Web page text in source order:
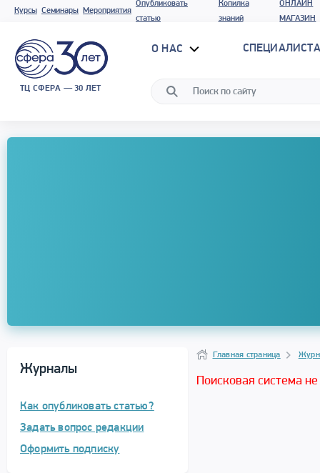
Курсы Семинары Мероприятия
Опубликовать
статью
Копилка
знаний
ОНЛАЙН
МАГАЗИН
ТЦ СФЕРА — 30 ЛЕТ
О НАС
Журналы
Как опубликовать статью?
Задать вопрос редакции
Оформить подписку
НавигацияГлавная страница
Поисковая система